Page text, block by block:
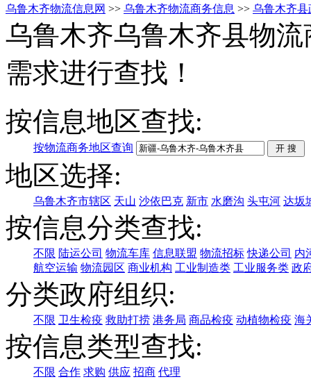
乌鲁木齐物流信息网 >> 乌鲁木齐物流商务信息 >> 乌鲁木齐
乌鲁木齐乌鲁木齐县物
需求进行查找！
按信息地区查找:
按物流商务地区查询
地区选择:
乌鲁木齐市辖区 天山 沙依巴克 新市 水磨沟 头屯河 达坂
按信息分类查找:
不限 陆运公司 物流车库 信息联盟 物流招标 快递公司 内
航空运输 物流园区 商业机构 工业制造类 工业服务类 政
分类政府组织:
不限 卫生检疫 救助打捞 港务局 商品检疫 动植物检疫 海
按信息类型查找:
不限 合作 求购 供应 招商 代理